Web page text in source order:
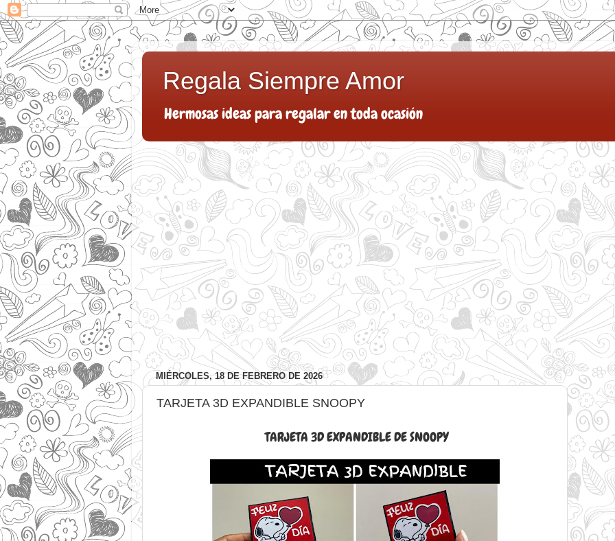
Regala Siempre Amor
Hermosas ideas para regalar en toda ocasión
MIÉRCOLES, 18 DE FEBRERO DE 2026
TARJETA 3D EXPANDIBLE SNOOPY
TARJETA 3D EXPANDIBLE DE SNOOPY